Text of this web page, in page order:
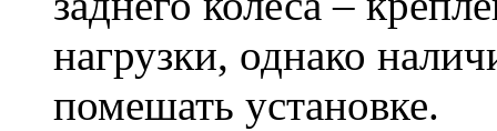
нагрузки, однако
помешать установке.